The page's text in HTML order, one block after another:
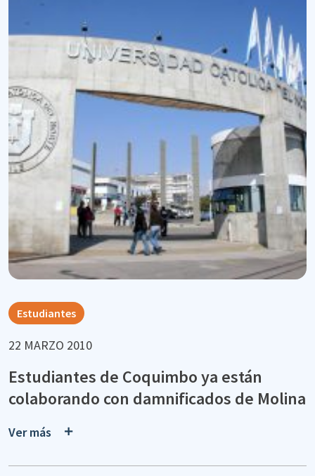
Estudiantes
22 MARZO 2010
Estudiantes de Coquimbo ya están
colaborando con damnificados de Molina
Ver más